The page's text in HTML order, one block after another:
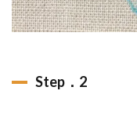
Step．2